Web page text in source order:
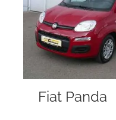
Fiat Panda